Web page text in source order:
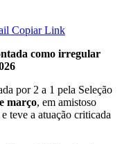
Copiar Link
como irregular
por 2 a 1 pela Seleção
março, em amistoso
teve a atuação criticada